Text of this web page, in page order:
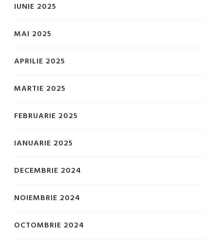
IUNIE 2025
MAI 2025
APRILIE 2025
MARTIE 2025
FEBRUARIE 2025
IANUARIE 2025
DECEMBRIE 2024
NOIEMBRIE 2024
OCTOMBRIE 2024